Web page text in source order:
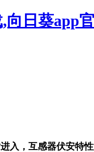
日葵app
，互感器伏安特性测